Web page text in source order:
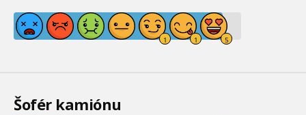
Šofér kamiónu